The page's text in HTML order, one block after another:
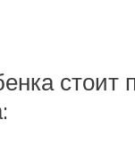
стоит